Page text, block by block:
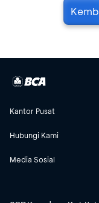
Kantor Pusat
Hubungi Kami
Media Sosial